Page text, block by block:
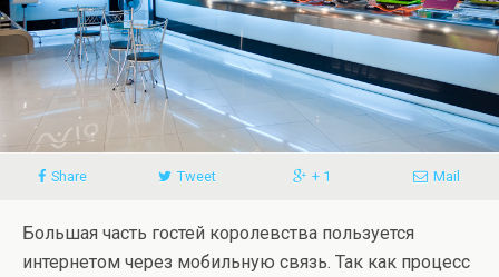
Share Tweet + 1 Mail
Большая часть гостей королевства пользуется
интернетом через мобильную связь. Так как процесс